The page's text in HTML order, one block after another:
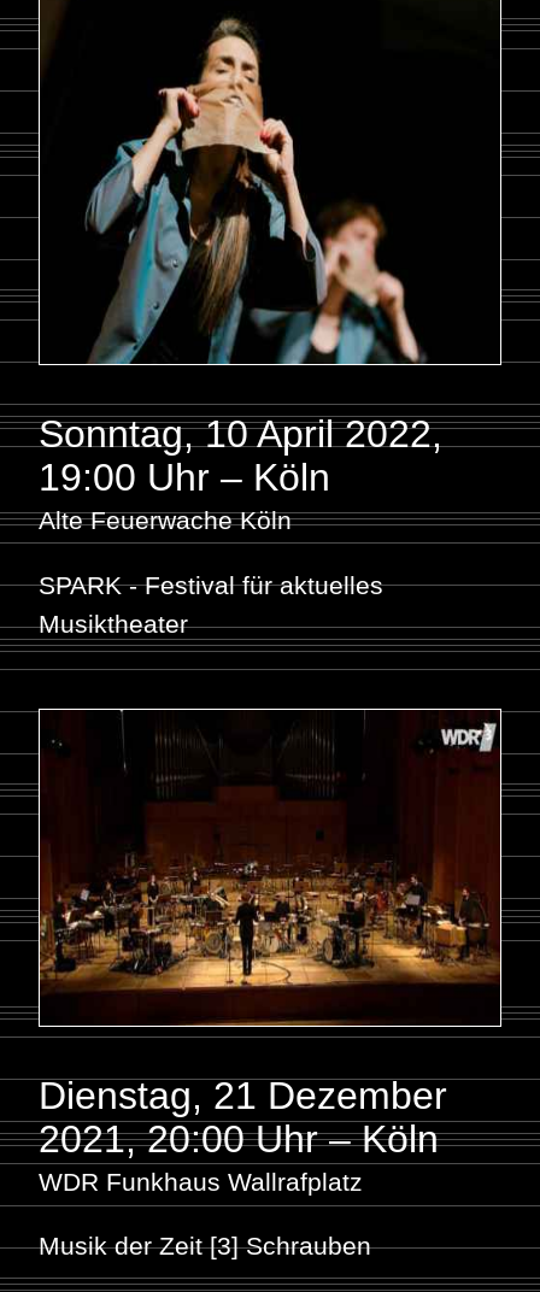
Sonntag, 10 April 2022,
19:00 Uhr – Köln
Alte Feuerwache Köln
SPARK - Festival für aktuelles
Musiktheater
Dienstag, 21 Dezember
2021,20:00 Uhr – Köln
WDR Funkhaus Wallrafplatz
Musik der Zeit [3] Schrauben